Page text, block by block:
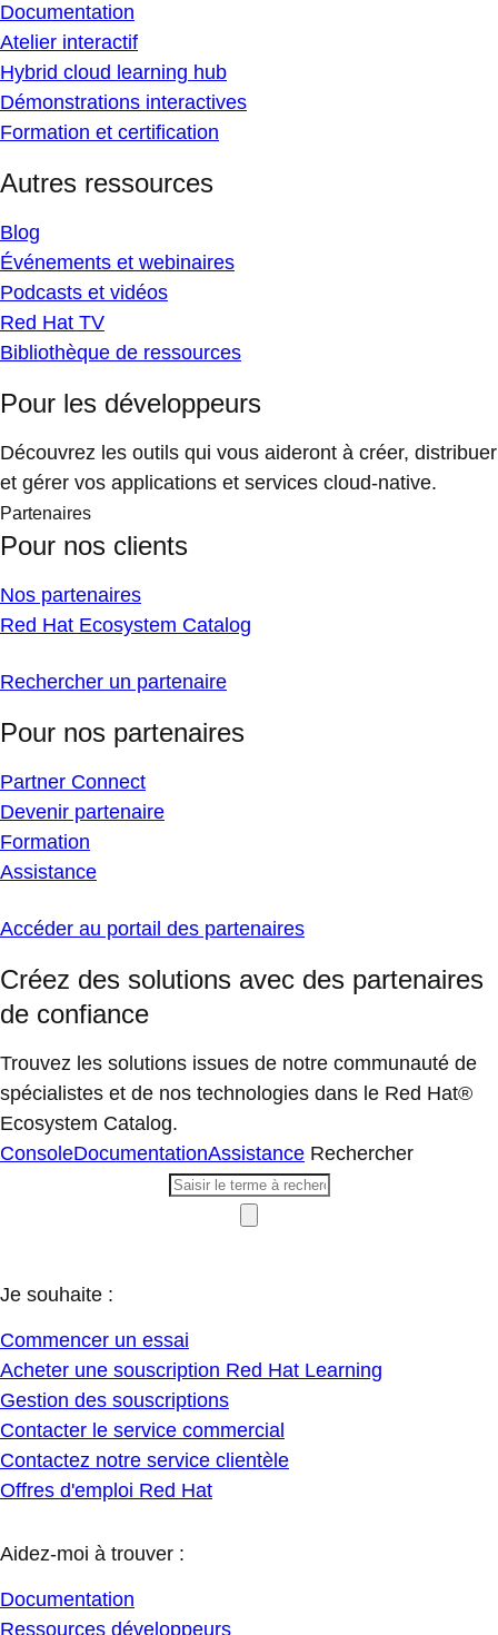
Documentation
Atelier interactif
Hybrid cloud learning hub
Démonstrations interactives
Formation et certification
Autres ressources
Blog
Événements et webinaires
Podcasts et vidéos
Red Hat TV
Bibliothèque de ressources
Pour les développeurs
Découvrez les outils qui vous aideront à créer, distribuer
et gérer vos applications et services cloud-native.
Partenaires
Pour nos clients
Nos partenaires
Red Hat Ecosystem Catalog
Rechercher un partenaire
Pour nos partenaires
Partner Connect
Devenir partenaire
Formation
Assistance
Accéder au portail des partenaires
Créez des solutions avec des partenaires
de confiance
Trouvez les solutions issues de notre communauté de
spécialistes et de nos technologies dans le Red Hat®
Ecosystem Catalog.
ConsoleDocumentationAssistance Rechercher
Je souhaite :
Commencer un essai
Acheter une souscription Red Hat Learning
Gestion des souscriptions
Contacter le service commercial
Contactez notre service clientèle
Offres d'emploi Red Hat
Aidez-moi à trouver :
Documentation
Ressources développeurs